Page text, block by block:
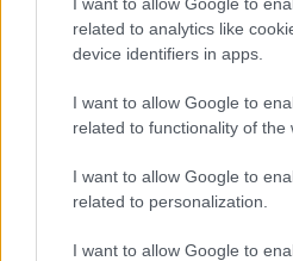
related to analytics like
device identifiers in apps.
I want to allow Google to
related to functionality of the
I want to allow Google to
related to personalization.
I want to allow Google to